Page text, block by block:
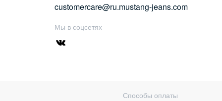
customercare@ru.mustang-jeans.com
Мы в соцсетях
Способы оплаты